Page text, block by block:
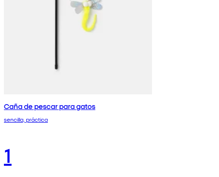
Caña de pescar para gatos
sencilla, práctica
1